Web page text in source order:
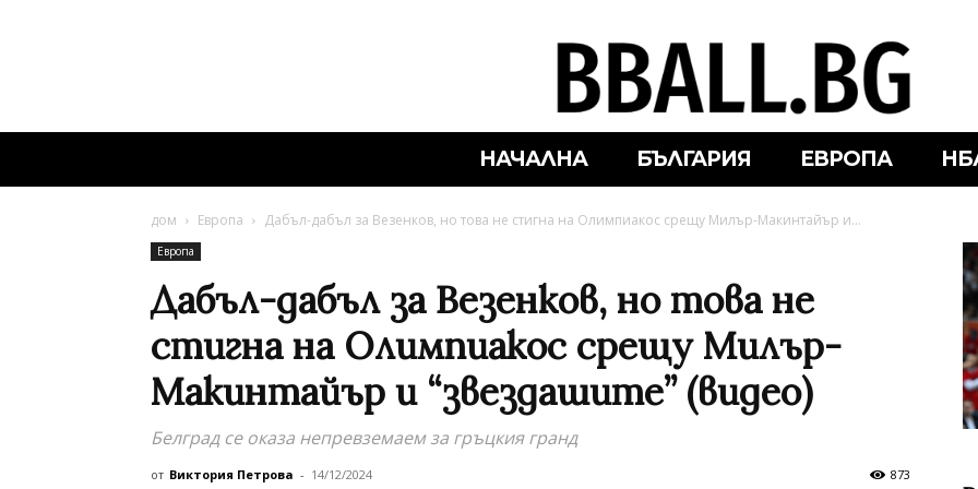
НАЧАЛНА БЪЛГАРИЯ ЕВРОПА
дом Европа Дабъл-дабъл за Везенков, но това не стигна на Олимпиакос срещу Милър-Макинтайър и...
Европа
Дабъл-дабъл за Везенков, но това не
стигна на Олимпиакос срещу Милър-
Макинтайър и “звездашите” (видео)
Белград се оказа непревземаем за гръцкия гранд
от Виктория Петрова - 14/12/2024 873